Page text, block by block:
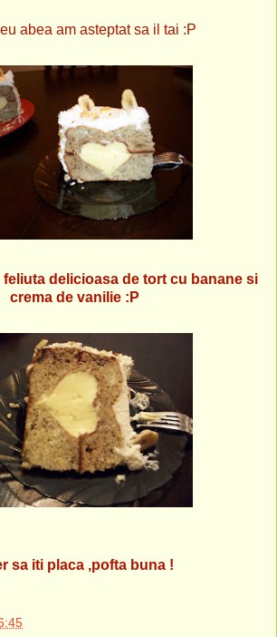
abea am asteptat sa il tai :P
delicioasa de tort cu banane si
crema de vanilie :P
sa iti placa ,pofta buna !